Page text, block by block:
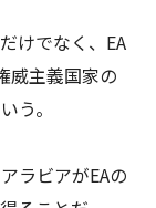
けでなく、EA
威主義国家の
う。
ラビアがEAの